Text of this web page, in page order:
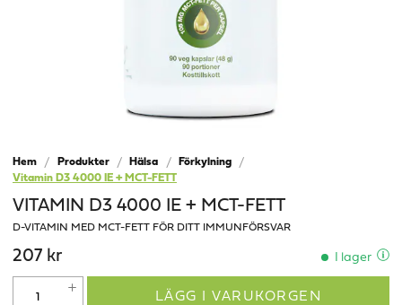
Hem Produkter Hälsa
Förkylning
Vitamin D3 4000 IE + MCT-FETT
VITAMIN D3 4000 IE + MCT-FETT
D-VITAMIN MED MCT-FETT FÖR DITT IMMUNFÖRSVAR
207 kr I lager
LÄGG I VARUKORGEN